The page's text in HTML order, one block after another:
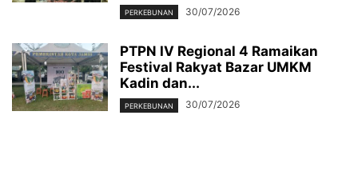
PERKEBUNAN 30/07/2026
PTPN IV Regional 4 Ramaikan
Festival Rakyat Bazar UMKM
Kadin dan...
PERKEBUNAN 30/07/2026